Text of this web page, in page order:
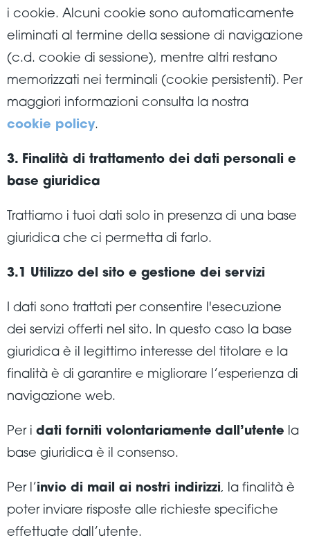
i cookie. Alcuni cookie sono automaticamente
eliminati al termine della sessione di navigazione
(c.d. cookie di sessione), mentre altri restano
memorizzati nei terminali (cookie persistenti). Per
maggiori informazioni consulta la nostra
cookie policy.
3. Finalità di trattamento dei dati personali e
base giuridica
Trattiamo i tuoi dati solo in presenza di una base
giuridica che ci permetta di farlo.
3.1 Utilizzo del sito e gestione dei servizi
I dati sono trattati per consentire l'esecuzione
dei servizi offerti nel sito. In questo caso la base
giuridica è il legittimo interesse del titolare e la
finalità è di garantire e migliorare l’esperienza di
navigazione web.
Per i dati forniti volontariamente dall’utente la
base giuridica è il consenso.
Per l’invio di mail ai nostri indirizzi, la finalità è
poter inviare risposte alle richieste specifiche
effettuate dall’utente.